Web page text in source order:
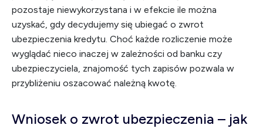
pozostaje niewykorzystana i w efekcie ile można
uzyskać, gdy decydujemy się ubiegać o zwrot
ubezpieczenia kredytu. Choć każde rozliczenie może
wyglądać nieco inaczej w zależności od banku czy
ubezpieczyciela, znajomość tych zapisów pozwala w
przybliżeniu oszacować należną kwotę.
Wniosek o zwrot ubezpieczenia – jak